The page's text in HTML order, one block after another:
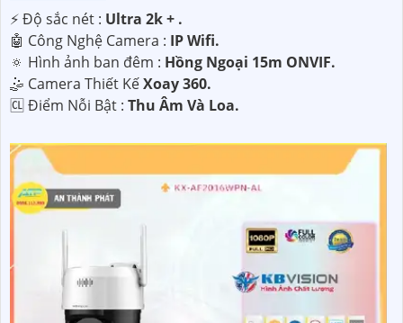
️⚡ Độ sắc nét : Ultra 2k + .
🤖️ Công Nghệ Camera : IP Wifi.
🔅 Hình ảnh ban đêm : Hồng Ngoại 15m ONVIF.
🤹 Camera Thiết KếXoay 360.
️🆑 Điểm Nỗi Bật : Thu Âm Và Loa.